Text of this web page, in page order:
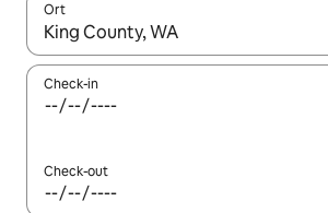
Ort
Wenn Ergebnisse verfügbar sind,
Check-in
Check-out